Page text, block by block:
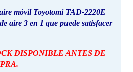
móvil Toyotomi TAD-2220E
aire 3 en 1 que puede satisfacer
DISPONIBLE ANTES DE